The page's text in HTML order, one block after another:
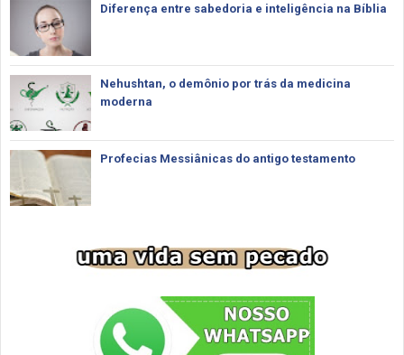
Diferença entre sabedoria e inteligência na Bíblia
Nehushtan, o demônio por trás da medicina
moderna
Profecias Messiânicas do antigo testamento